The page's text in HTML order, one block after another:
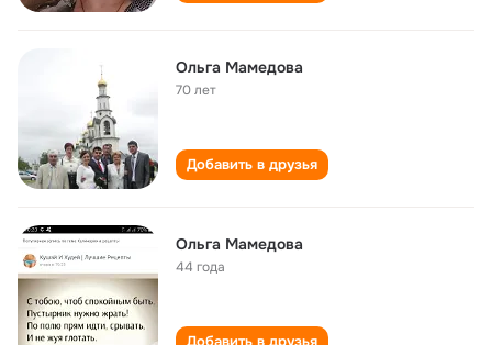
Ольга Мамедова
70 лет
Добавить в друзья
Ольга Мамедова
44 года
Добавить в друзья